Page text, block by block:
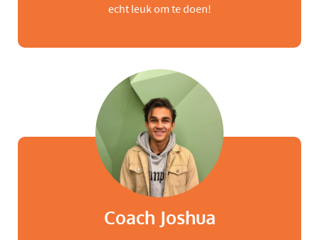
echt leuk om te doen!
Coach Joshua